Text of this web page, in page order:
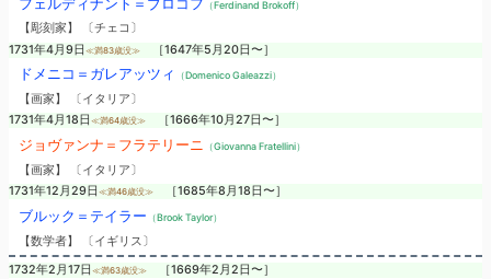
（Ferdinand Brokoff）
【彫刻家】 〔チェコ〕
1731年4月9日 ≪満83歳没≫ ［1647年5月20日〜］
ドメニコ＝ガレアッツィ （Domenico Galeazzi）
【画家】 〔イタリア〕
1731年4月18日 ≪満64歳没≫ ［1666年10月27日〜］
ジョヴァンナ＝フラテリーニ （Giovanna Fratellini）
【画家】 〔イタリア〕
1731年12月29日 ≪満46歳没≫ ［1685年8月18日〜］
ブルック＝テイラー （Brook Taylor）
【数学者】 〔イギリス〕
1732年2月17日 ≪満63歳没≫ ［1669年2月2日〜］